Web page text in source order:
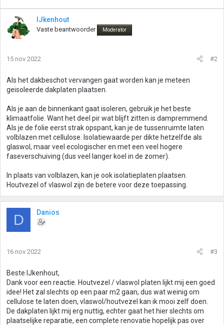
IJkenhout
Vaste beantwoorder Moderator
15 nov 2022 #2
Als het dakbeschot vervangen gaat worden kan je meteen
geisoleerde dakplaten plaatsen.
Als je aan de binnenkant gaat isoleren, gebruik je het beste
klimaatfolie. Want het deel pir wat blijft zitten is dampremmend.
Als je de folie eerst strak opspant, kan je de tussenruimte laten
volblazen met cellulose. Isolatiewaarde per dikte hetzelfde als
glaswol, maar veel ecologischer en met een veel hogere
faseverschuiving (dus veel langer koel in de zomer).
In plaats van volblazen, kan je ook isolatieplaten plaatsen.
Houtvezel of vlaswol zijn de betere voor deze toepassing.
D Danios
16 nov 2022 #3
Beste IJkenhout,
Dank voor een reactie. Houtvezel / vlaswol platen lijkt mij een goed
idee! Het zal slechts op een paar m2 gaan, dus wat weinig om
cellulose te laten doen, vlaswol/houtvezel kan ik mooi zelf doen.
De dakplaten lijkt mij erg nuttig, echter gaat het hier slechts om
plaatselijke reparatie, een complete renovatie hopelijk pas over